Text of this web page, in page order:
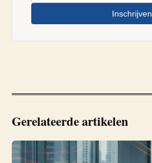
Inschrijven
Gerelateerde artikelen